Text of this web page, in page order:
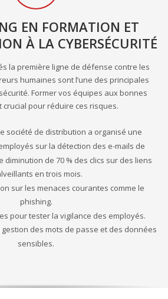
EN FORMATION ET
À LA CYBERSÉCURITÉ
la première ligne de défense contre les
humaines sont l’une des principales
Former vos équipes aux bonnes
crucial pour réduire ces risques.
société de distribution a organisé une
sur la détection des e-mails de
diminution de 70 % des clics sur des liens
en trois mois.
sur les menaces courantes comme le
phishing.
pour tester la vigilance des employés.
des mots de passe et des données
sensibles.